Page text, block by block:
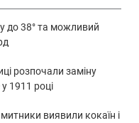
до 38° та можливий
розпочали заміну
1911 році
виявили кокаїн і